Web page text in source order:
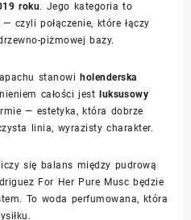
roku. Jego kategoria to
— czyli połączenie, które łączy
piżmowej bazy.
stanowi holenderska
całości jest
luksusowy
— estetyka, która dobrze
linia, wyrazisty charakter.
się balans między pudrową
For Her Pure Musc będzie
To woda perfumowana, która